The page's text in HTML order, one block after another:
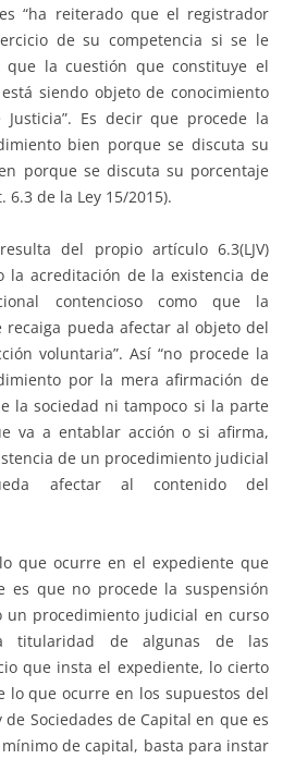
“ha reiterado que el registrador
de su competencia si se le
que la cuestión que constituye el
siendo objeto de conocimiento
Es decir que procede la
bien porque se discuta su
porque se discuta su porcentaje
de la Ley 15/2015).
del propio artículo 6.3(LJV)
la acreditación de la existencia de
contencioso como que la
pueda afectar al objeto del
voluntaria”. Así “no procede la
por la mera afirmación de
la sociedad ni tampoco si la parte
va a entablar acción o si afirma,
de un procedimiento judicial
afectar al contenido del
que ocurre en el expediente que
es que no procede la suspensión
un procedimiento judicial en curso
de algunas de las
que insta el expediente, lo cierto
lo que ocurre en los supuestos del
Sociedades de Capital en que es
de capital, basta para instar